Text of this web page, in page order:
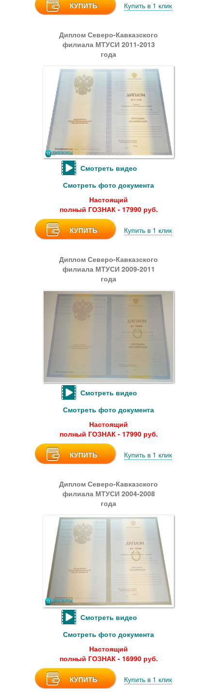
КУПИТЬ Купить в 1 клик
Диплом Северо-Кавказского
филиала МТУСИ 2011-2013
года
Смотреть видео
Смотреть фото документа
Настоящий
полный ГОЗНАК - 17990 руб.
КУПИТЬ Купить в 1 клик
Диплом Северо-Кавказского
филиала МТУСИ 2009-2011
года
Смотреть видео
Смотреть фото документа
Настоящий
полный ГОЗНАК - 17990 руб.
КУПИТЬ Купить в 1 клик
Диплом Северо-Кавказского
филиала МТУСИ 2004-2008
года
Смотреть видео
Смотреть фото документа
Настоящий
полный ГОЗНАК - 16990 руб.
КУПИТЬ Купить в 1 клик